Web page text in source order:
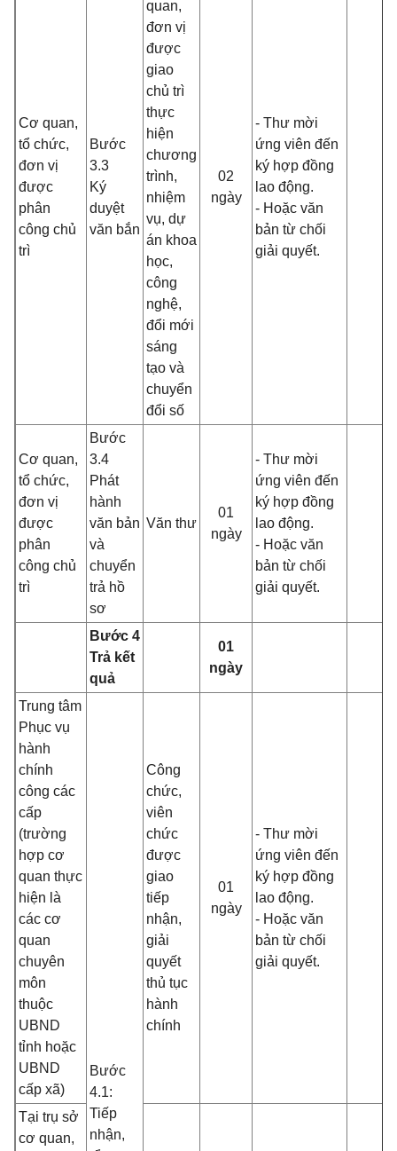
Cơ quan,
tổ chức,
đơn vị
được
phân
công chủ
trì
Bước
3.3
Ký
duyệt
văn bắn
quan,
đơn vị
được
giao
chủ trì
thực
hiện
chương
trình,
nhiệm
vụ, dự
án khoa
học,
công
nghệ,
đổi mới
sáng
tạo và
chuyển
đổi số
02
ngày
- Thư mời
ứng viên đến
ký hợp đồng
lao động.
- Hoặc văn
bản từ chối
giải quyết.
Cơ quan,
tổ chức,
đơn vị
được
phân
công chủ
trì
Bước
3.4
Phát
hành
văn bản
và
chuyển
trả hồ
sơ
Văn thư
01
ngày
- Thư mời
ứng viên đến
ký hợp đồng
lao động.
- Hoặc văn
bản từ chối
giải quyết.
Bước 4
Trả kết
quả
01
ngày
Trung tâm
Phục vụ
hành
chính
công các
cấp
(trường
hợp cơ
quan thực
hiện là
các cơ
quan
chuyên
môn
thuộc
UBND
tỉnh hoặc
UBND
cấp xã)
Bước
4.1:
Tiếp
nhận,
Công
chức,
viên
chức
được
giao
tiếp
nhận,
giải
quyết
thủ tục
hành
chính
01
ngày
- Thư mời
ứng viên đến
ký hợp đồng
lao động.
- Hoặc văn
bản từ chối
giải quyết.
Tại trụ sở
cơ quan,